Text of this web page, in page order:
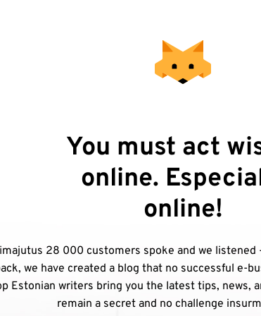
You must act
online.
online!
28 000 customers spoke and we listened
we have created a blog that no successful e-
Estonian writers bring you the latest tips, news,
remain a secret and no challenge